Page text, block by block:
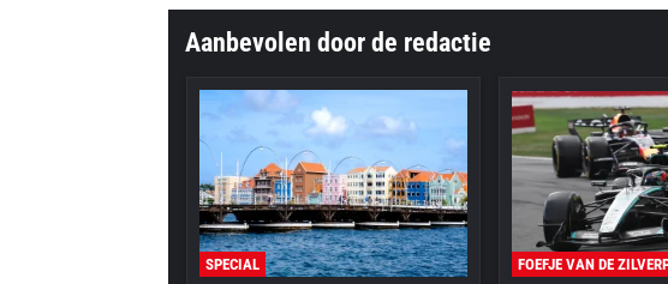
Aanbevolen door de redactie
SPECIAL FOEFJE VAN DE